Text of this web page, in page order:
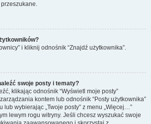
i kliknij odnośnik “Znajdź użytkownika”.
swoje posty i tematy?
klikając odnośnik “Wyświetl moje posty”
kontem lub odnośnik “Posty użytkownika”
lub wybierając „Twoje posty” z menu „Więcej…”
lewym rogu witryny. Jeśli chcesz wyszukać swoje